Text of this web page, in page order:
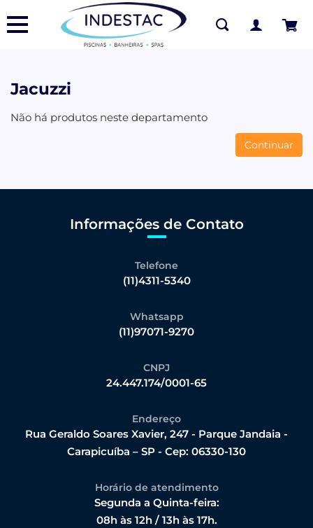
Jacuzzi
Não há produtos neste departamento
Continuar
Informações de Contato
Telefone
(11)4311-5340
Whatsapp
(11)97071-9270
CNPJ
24.447.174/0001-65
Endereço
Rua Geraldo Soares Xavier, 247 - Parque Jandaia -
Carapicuíba – SP - Cep: 06330-130
Horário de atendimento
Segunda a Quinta-feira:
08h às 12h / 13h às 17h.